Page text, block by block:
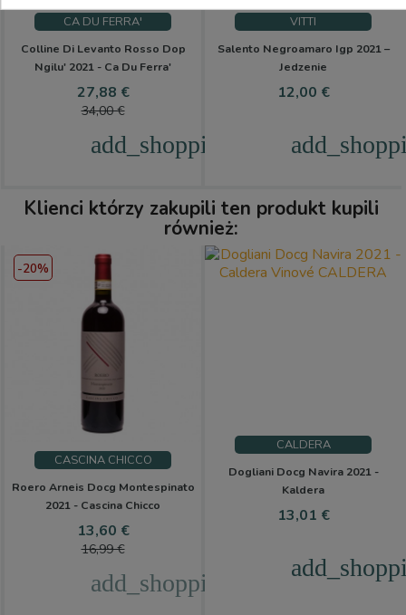
CA DU FERRA'
Colline Di Levanto Rosso Dop
Ngilu' 2021 - Ca Du Ferra'
Cena
27,88 €Cena
34,00 €
add_shopping_cart
VITTI
Salento Negroamaro Igp 2021 –
Jedzenie
Cena
12,00 €
Klienci którzy zakupili ten produkt kupili
również:
CASCINA CHICCO
Roero Arneis Docg Montespinato
2021 - Cascina Chicco
Cena
13,60 €Cena
16,99 €
add_shopping_cart
-20%
CALDERA
Dogliani Docg Navira 2021 -
Kaldera
Cena
13,01 €